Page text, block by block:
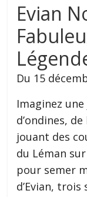
Evian
Du 15
Imaginez une
d’ondines,
jouant des
du Léman
pour semer
d’Evian,